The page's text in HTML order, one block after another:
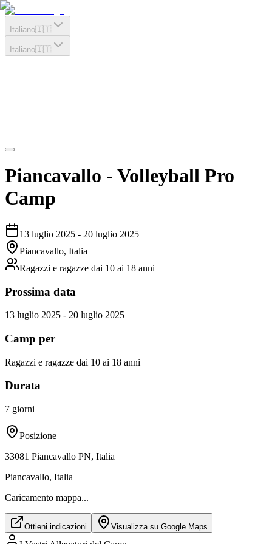
Italiano🇮🇹
Italiano🇮🇹
Piancavallo - Volleyball Pro
Camp
13 luglio 2025 - 20 luglio 2025
Piancavallo, Italia
Ragazzi e ragazze dai 10 ai 18 anni
Prossima data
13 luglio 2025 - 20 luglio 2025
Camp per
Ragazzi e ragazze dai 10 ai 18 anni
Durata
7 giorni
Posizione
33081 Piancavallo PN, Italia
Piancavallo, Italia
Caricamento mappa...
Ottieni indicazioni Visualizza su Google Maps